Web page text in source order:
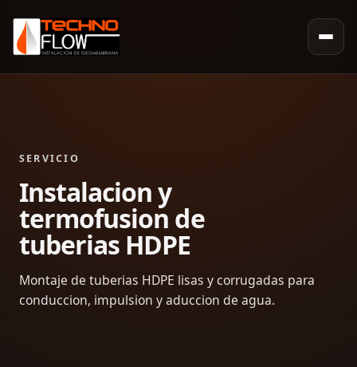
SERVICIO
Instalacion y
termofusion de
tuberias HDPE
Montaje de tuberias HDPE lisas y corrugadas para
conduccion, impulsion y aduccion de agua.